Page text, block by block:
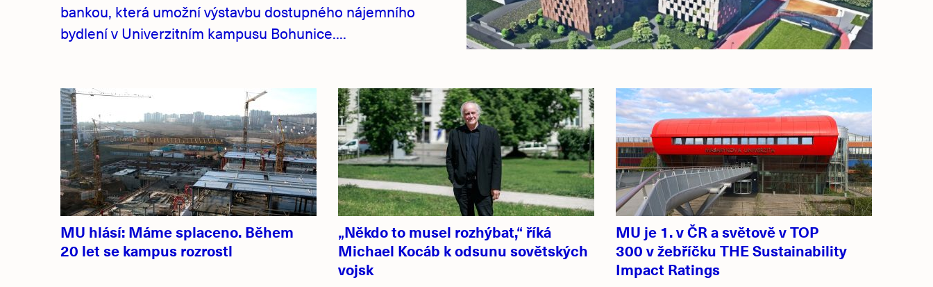
bankou, která umožní výstavbu dostupného nájemního
bydlení v Univerzitním kampusu Bohunice....
MU hlásí: Máme splaceno. Během
20 let se kampus rozrostl
„Někdo to musel rozhýbat,“ říká
Michael Kocáb k odsunu sovětských
vojsk
MU je 1. v ČR a světově v TOP
300 v žebříčku THE Sustainability
Impact Ratings